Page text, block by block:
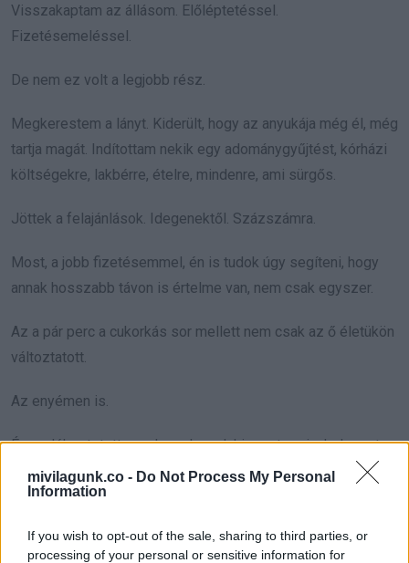
mivilagunk.co - Do Not Process My Personal
Information
If you wish to opt-out of the sale, sharing to third parties, or
processing of your personal or sensitive information for
Visszakaptam az állásom. Előléptetéssel.
Fizetésemeléssel.
De nem ez volt a legjobb rész.
Megkerestem a lányt. Kiderült, hogy az anyukája még él, még
tartja magát. Indítottam nekik egy adománygyűjtést, kórházi
költségekre, lakbérre, ételre, mindenre, ami sürgős.
Jöttek a felajánlások. Idegenektől. Százszámra.
Most, a jobb fizetésemmel, én is tudok úgy segíteni, hogy
annak hosszabb távon is értelme van, nem csak egyszer.
Az a pár perc a cukorkás sor mellett nem csak az ő életükön
változtatott.
Az enyémen is.
És emlékeztetett arra, hogy ha valaki megteszi a helyeset,
az emberség nem marad csendben.
forrás